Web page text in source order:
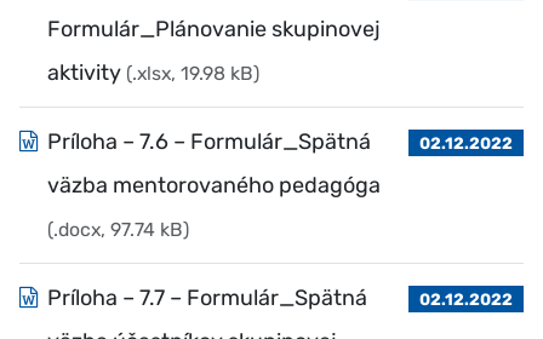
Formulár_Plánovanie skupinovej
aktivity (.xlsx, 19.98 kB)
Príloha – 7.6 – Formulár_Spätná
väzba mentorovaného pedagóga
(.docx, 97.74 kB)
02.12.2022
Príloha – 7.7 – Formulár_Spätná
02.12.2022